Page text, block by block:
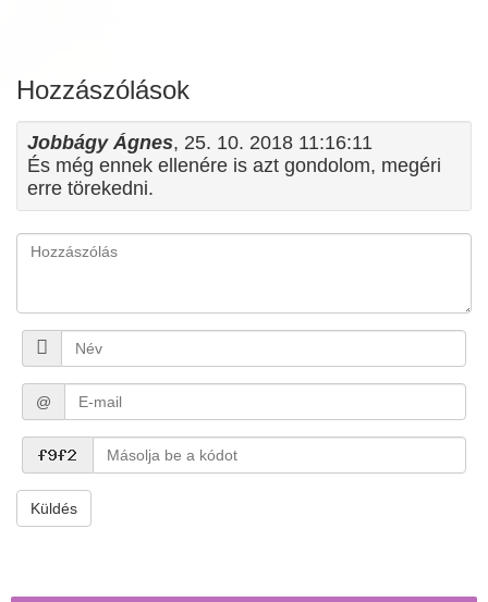
Hozzászólások
Jobbágy Ágnes, 25. 10. 2018 11:16:11
És még ennek ellenére is azt gondolom, megéri
erre törekedni.
@
Küldés